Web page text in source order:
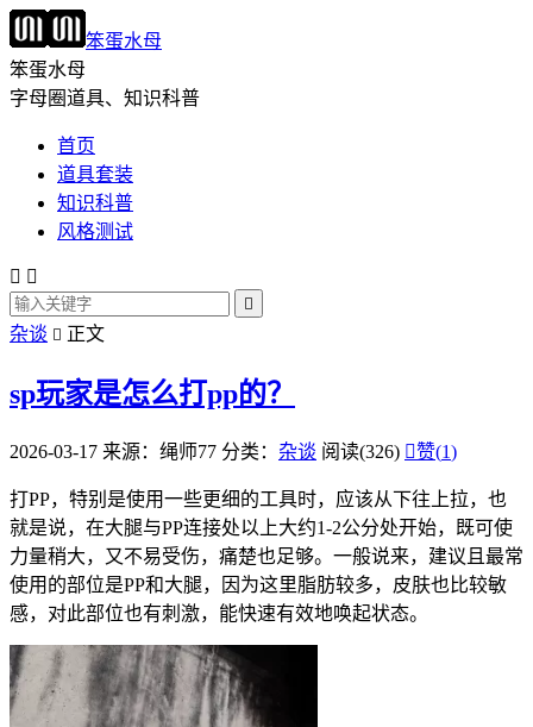
笨蛋水母
笨蛋水母
字母圈道具、知识科普
首页
道具套装
知识科普
风格测试
 

杂谈  正文
sp玩家是怎么打pp的？
2026-03-17 来源：绳师77 分类： 杂谈 阅读(326) 赞(1)
打PP，特别是使用一些更细的工具时，应该从下往上拉，也
就是说，在大腿与PP连接处以上大约1-2公分处开始，既可使
力量稍大，又不易受伤，痛楚也足够。一般说来，建议且最常
使用的部位是PP和大腿，因为这里脂肪较多，皮肤也比较敏
感，对此部位也有刺激，能快速有效地唤起状态。